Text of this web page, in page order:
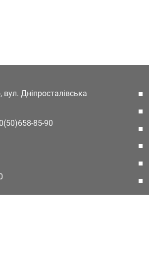
Дніпросталівська
85-90